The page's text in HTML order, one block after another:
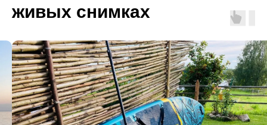
живых снимках